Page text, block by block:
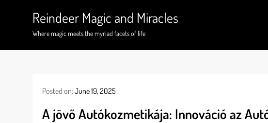
Reindeer Magic and Miracles
Where magic meets the myriad facets of life
Posted on:June 19, 2025
A jövő Autókozmetikája: Innováció az